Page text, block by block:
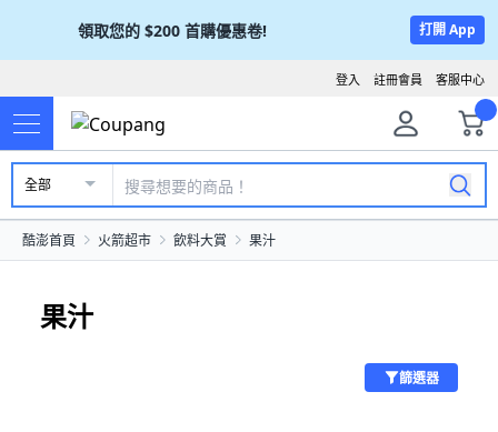
領取您的 $200 首購優惠卷! 打開 App
客服中心
註冊會員
登入
全部
酷澎首頁 火箭超市 飲料大賞 果汁
果汁
篩選器